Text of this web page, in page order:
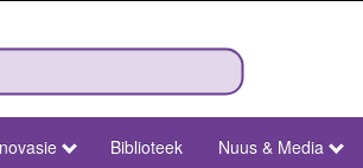
Biblioteek Nuus & Media